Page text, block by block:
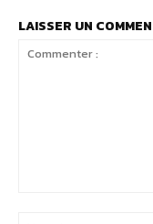
LAISSER UN